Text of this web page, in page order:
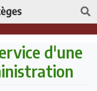
d'une